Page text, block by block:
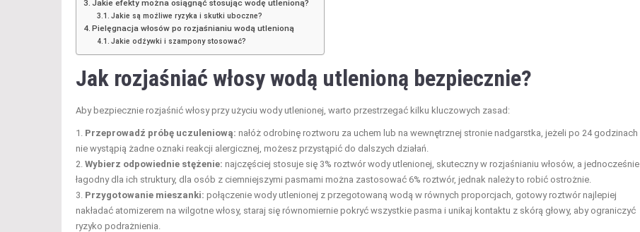
Jakie efekty można osiągnąć stosując wodę utlenioną?
Jakie są możliwe ryzyka i skutki uboczne?
Pielęgnacja włosów po rozjaśnianiu wodą utlenioną
Jakie odżywki i szampony stosować?
Jak rozjaśniać włosy wodą utlenioną bezpiecznie?
Aby bezpiecznie rozjaśnić włosy przy użyciu wody utlenionej, warto przestrzegać kilku kluczowych zasad:
Przeprowadź próbę uczuleniową: nałóż odrobinę roztworu za uchem lub na wewnętrznej stronie nadgarstka, jeżeli po 24 godzinach
nie wystąpią żadne oznaki reakcji alergicznej, możesz przystąpić do dalszych działań.
Wybierz odpowiednie stężenie: najczęściej stosuje się 3% roztwór wody utlenionej, skuteczny w rozjaśnianiu włosów, a jednocześnie
łagodny dla ich struktury, dla osób z ciemniejszymi pasmami można zastosować 6% roztwór, jednak należy to robić ostrożnie.
Przygotowanie mieszanki: połączenie wody utlenionej z przegotowaną wodą w równych proporcjach, gotowy roztwór najlepiej
nakładać atomizerem na wilgotne włosy, staraj się równomiernie pokryć wszystkie pasma i unikaj kontaktu z skórą głowy, aby ograniczyć
ryzyko podrażnienia.